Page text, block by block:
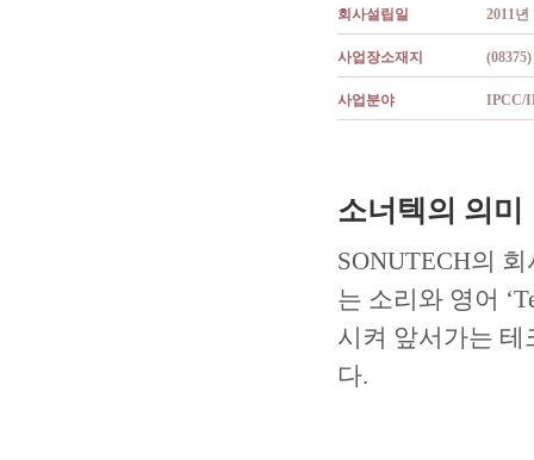
회사설립일 2011년
사업장소재지
사업분야 IPCC/
소너텍의 의미
SONUTECH의
는 소리와 영어
시켜 앞서가는
다.